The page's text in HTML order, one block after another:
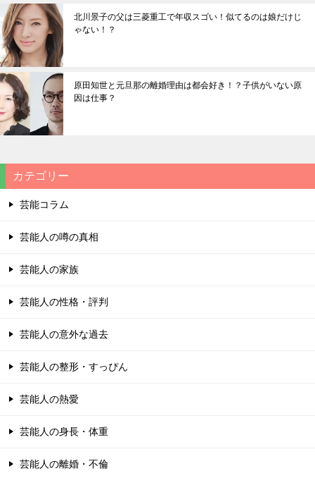
北川景子の父は三菱重工で年収スゴい！似てるのは娘だけじ
ゃない！？
原田知世と元旦那の離婚理由は都会好き！？子供がいない原
因は仕事？
カテゴリー
芸能コラム
芸能人の噂の真相
芸能人の家族
芸能人の性格・評判
芸能人の意外な過去
芸能人の整形・すっぴん
芸能人の熱愛
芸能人の身長・体重
芸能人の離婚・不倫